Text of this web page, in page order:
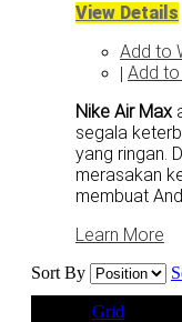
View Details
Add to
| Add
Nike Air Max
segala
yang ringan.
merasakan
membuat
Learn More
Sort By
Grid